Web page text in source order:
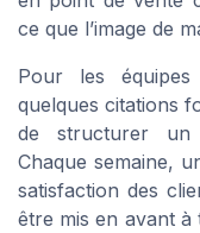
ce que l’image de
Pour les équipes
quelques citations
de structurer un
Chaque semaine,
satisfaction des
être mis en avant